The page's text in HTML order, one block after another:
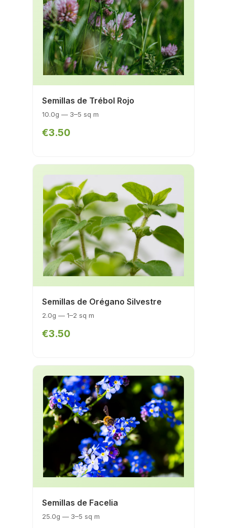
Semillas de Trébol Rojo
10.0g — 3–5 sq m
€3.50
Semillas de Orégano Silvestre
2.0g — 1–2 sq m
€3.50
Semillas de Facelia
25.0g — 3–5 sq m